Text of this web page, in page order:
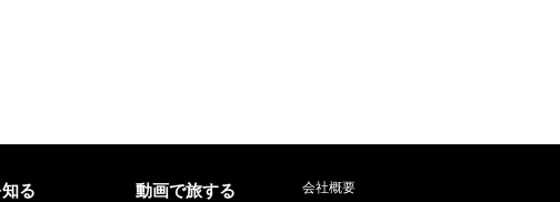
る 動画で旅する 会社概要